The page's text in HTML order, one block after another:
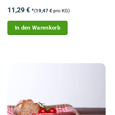
Bewertet
mit4.93
von 5
11,29€ *(19,47€pro KG)
In den Warenkorb